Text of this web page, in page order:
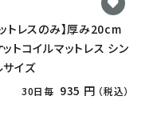
ットレスのみ】厚み20cm
トコイルマットレス シン
サイズ
30日毎 935 円 （税込）